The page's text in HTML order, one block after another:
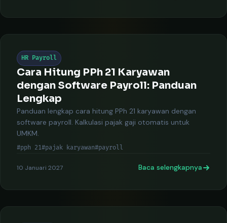
HR Payroll
Cara Hitung PPh 21 Karyawan
dengan Software Payroll: Panduan
Lengkap
Panduan lengkap cara hitung PPh 21 karyawan dengan
software payroll. Kalkulasi pajak gaji otomatis untuk
UMKM.
#pph 21#pajak karyawan#payroll
10 Januari 2027 Baca selengkapnya